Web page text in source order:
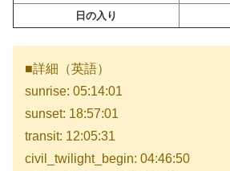
日の入り
■詳細（英語）
sunrise: 05:14:01
sunset: 18:57:01
transit: 12:05:31
civil_twilight_begin: 04:46:50